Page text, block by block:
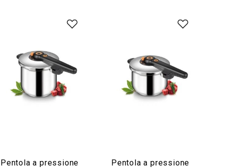
Pentola a pressione
Pentola a pressione